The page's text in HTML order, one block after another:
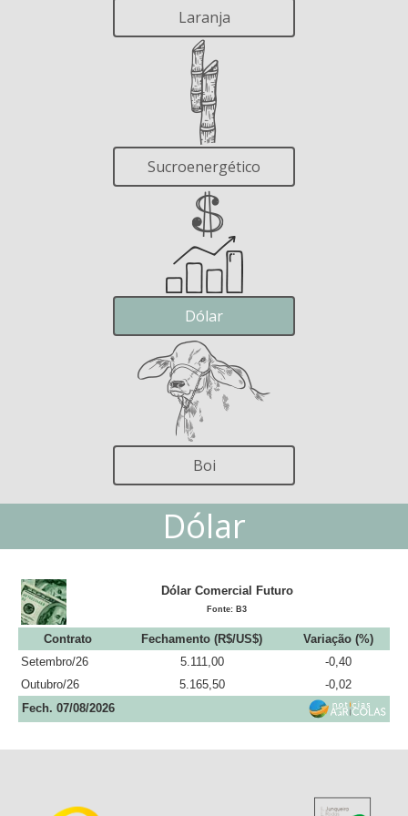
Laranja
Sucroenergético
Dólar
Boi
Dólar
Dólar Comercial Futuro
Fonte: B3
Contrato Fechamento (R$/US$)
Variação (%)
Setembro/26
5.111,00
-0,40
Outubro/26
5.165,50
-0,02
Fech. 07/08/2026